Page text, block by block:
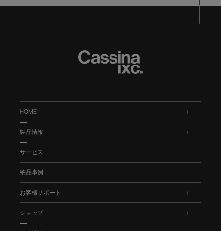
HOME
製品情報
サービス
納品事例
お客様サポート
ショップ